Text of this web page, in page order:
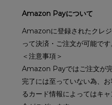
Amazon Payについて
Amazonに登録されたクレ
って決済・ご注文が可能です
＜注意事項＞
Amazon Payではご注文が
完了には至っていない為、
るカード情報によってはキ